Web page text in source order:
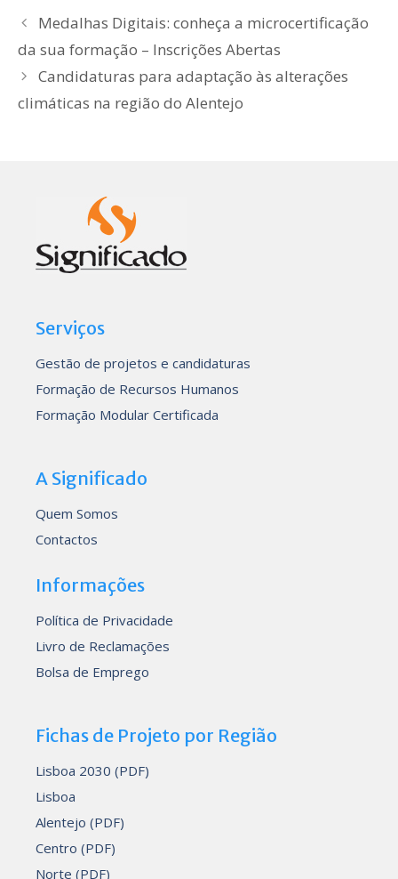
Medalhas Digitais: conheça a microcertificação
da sua formação – Inscrições Abertas
Candidaturas para adaptação às alterações
climáticas na região do Alentejo
Serviços
Gestão de projetos e candidaturas
Formação de Recursos Humanos
Formação Modular Certificada
A Significado
Quem Somos
Contactos
Informações
Política de Privacidade
Livro de Reclamações
Bolsa de Emprego
Fichas de Projeto por Região
Lisboa 2030 (PDF)
Lisboa
Alentejo (PDF)
Centro (PDF)
Norte (PDF)